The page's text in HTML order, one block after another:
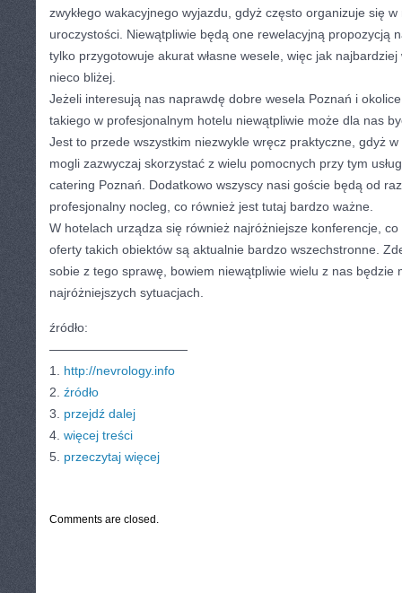
zwykłego wakacyjnego wyjazdu, gdyż często organizuje się
uroczystości. Niewątpliwie będą one rewelacyjną propozycją
tylko przygotowuje akurat własne wesele, więc jak
nieco bliżej.
Jeżeli interesują nas naprawdę dobre wesela Poznań i
takiego w profesjonalnym hotelu niewątpliwie może dla nas
Jest to przede wszystkim niezwykle wręcz praktyczne, gdyż
mogli zazwyczaj skorzystać z wielu pomocnych przy tym
catering Poznań. Dodatkowo wszyscy nasi goście będą od
profesjonalny nocleg, co również jest tutaj bardzo ważne.
W hotelach urządza się również najróżniejsze konferencje,
oferty takich obiektów są aktualnie bardzo wszechstronne.
sobie z tego sprawę, bowiem niewątpliwie wielu z nas będzie
najróżniejszych sytuacjach.
źródło:
———————————
1. http://nevrology.info
2. źródło
3. przejdź dalej
4. więcej treści
5. przeczytaj więcej
Comments are closed.